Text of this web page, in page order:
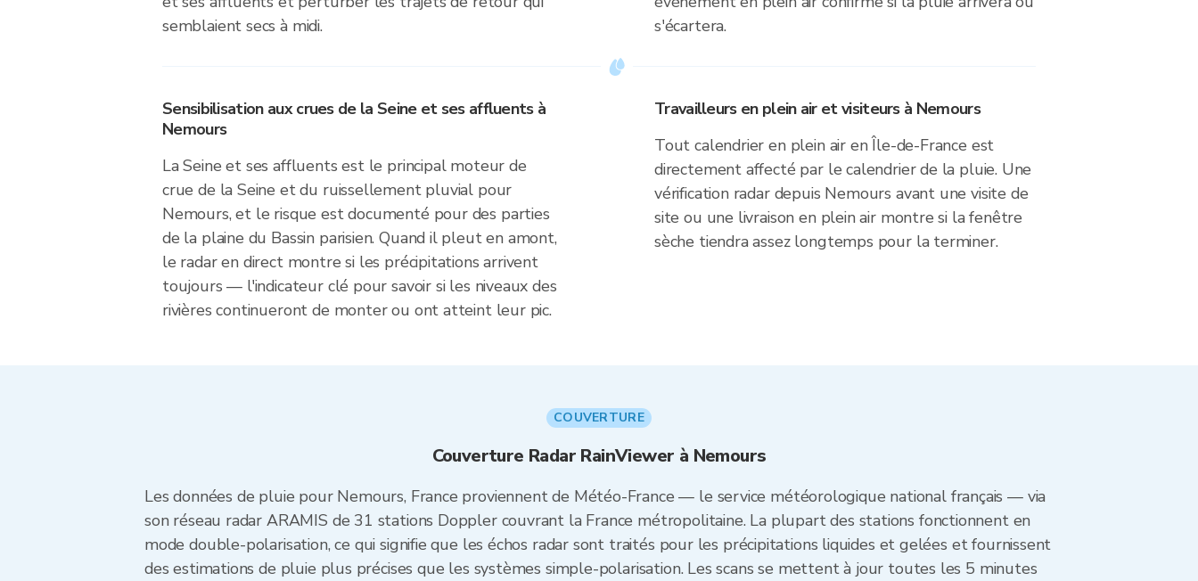
semblaient secs à midi.
s'écartera.
Sensibilisation aux crues de la Seine et ses affluents à
Nemours
La Seine et ses affluents est le principal moteur de
crue de la Seine et du ruissellement pluvial pour
Nemours, et le risque est documenté pour des parties
de la plaine du Bassin parisien. Quand il pleut en amont,
le radar en direct montre si les précipitations arrivent
toujours — l'indicateur clé pour savoir si les niveaux des
rivières continueront de monter ou ont atteint leur pic.
Travailleurs en plein air et visiteurs à Nemours
Tout calendrier en plein air en Île-de-France est
directement affecté par le calendrier de la pluie. Une
vérification radar depuis Nemours avant une visite de
site ou une livraison en plein air montre si la fenêtre
sèche tiendra assez longtemps pour la terminer.
COUVERTURE
Couverture Radar RainViewer à Nemours
Les données de pluie pour Nemours, France proviennent de Météo-France — le service météorologique national français — via
son réseau radar ARAMIS de 31 stations Doppler couvrant la France métropolitaine. La plupart des stations fonctionnent en
mode double-polarisation, ce qui signifie que les échos radar sont traités pour les précipitations liquides et gelées et fournissent
des estimations de pluie plus précises que les systèmes simple-polarisation. Les scans se mettent à jour toutes les 5 minutes